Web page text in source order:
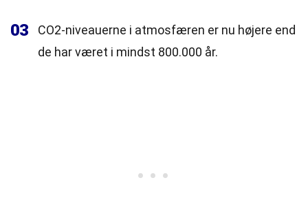
03
CO2-niveauerne i atmosfæren er nu højere end
de har været i mindst 800.000 år.